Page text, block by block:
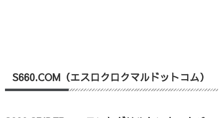
S660.COM（エスロクロクマルドットコム）